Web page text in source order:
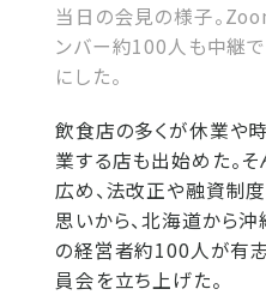
当日の会見の様子。
ンバー約100人も中継で
にした。
飲食店の多くが休業や
業する店も出始めた。
広め、法改正や融資制
思いから、北海道から
の経営者約100人が有
員会を立ち上げた。